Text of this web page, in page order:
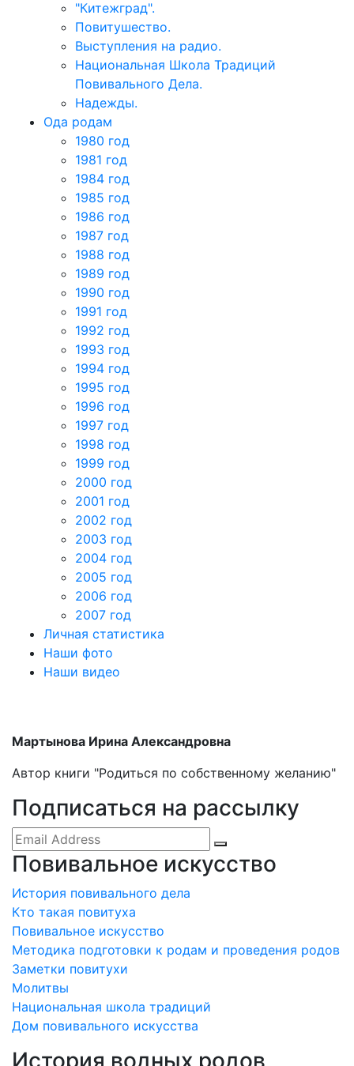
"Китежград".
Повитушество.
Выступления на радио.
Национальная Школа Традиций
Повивального Дела.
Надежды.
Ода родам
1980 год
1981 год
1984 год
1985 год
1986 год
1987 год
1988 год
1989 год
1990 год
1991 год
1992 год
1993 год
1994 год
1995 год
1996 год
1997 год
1998 год
1999 год
2000 год
2001 год
2002 год
2003 год
2004 год
2005 год
2006 год
2007 год
Личная статистика
Наши фото
Наши видео
Мартынова Ирина Александровна
Автор книги "Родиться по собственному желанию"
Подписаться на рассылку
Повивальное искусство
История повивального дела
Кто такая повитуха
Повивальное искусство
Методика подготовки к родам и проведения родов
Заметки повитухи
Молитвы
Национальная школа традиций
Дом повивального искусства
История водных родов